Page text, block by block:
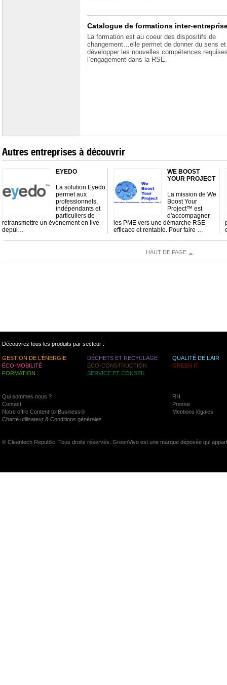
Catalogue de formations inter-
La formation est au coeur des dispositifs de
changement…elle permet de donner du sens et
développer les nouvelles compétences
l’engagement dans la RSE.
Autres entreprises à découvrir
EYEDO
La solution Eyedo
permet aux
professionnels,
indépendants et
particuliers de
retransmettre un événement en live
depui…
WE BOOST
YOUR PROJECT
La mission de We
Boost Your
Project™ est
d'accompagner
les PME vers une démarche RSE
efficace et rentable. Pour faire …
HAUT DE PAGE
Découvrez tous les produits par secteur :
GESTION DE L’ÉNERGIE DÉCHETS ET RECYCLAGE
QUALITÉ DE L’AIR
ÉCO-MOBILITÉ
ÉCO-CONSTRUCTION
GREEN IT
FORMATION
SERVICE ET CONSEIL
Qui sommes nous ?
RH
Contact
Presse
Notre offre Content-to-Business®
Mentions légales
Charte utilisateur & Conditions générales
© Cleantech Republic. Tous droits réservés. GreenVivo est une marque déposée qui